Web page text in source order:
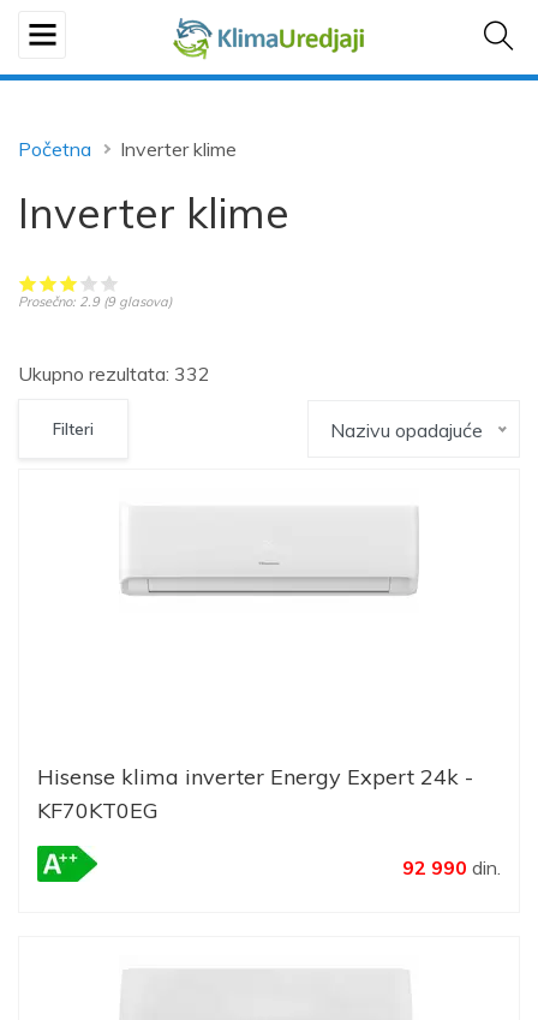
Početna Inverter klime
Inverter klime
Prosečno: 2.9 (9 glasova)
Ukupno rezultata: 332
Filteri Nazivu opadajuće
Hisense klima inverter Energy Expert 24k -
KF70KT0EG
92 990 din.